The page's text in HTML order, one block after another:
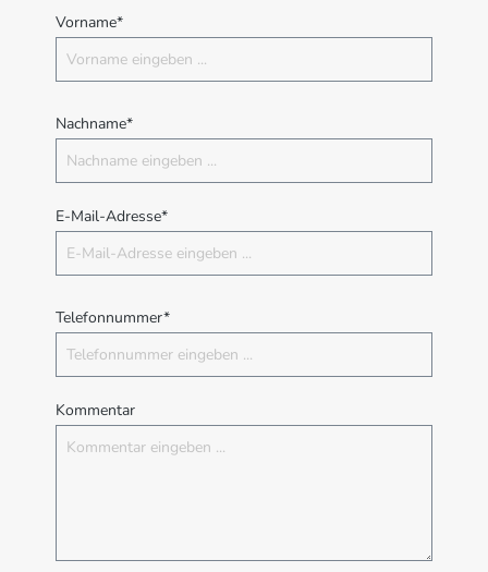
Vorname*
Nachname*
E-Mail-Adresse*
Telefonnummer*
Kommentar